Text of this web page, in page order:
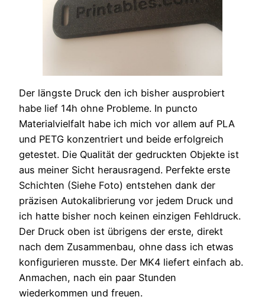
Der längste Druck den ich bisher ausprobiert
habe lief 14h ohne Probleme. In puncto
Materialvielfalt habe ich mich vor allem auf PLA
und PETG konzentriert und beide erfolgreich
getestet. Die Qualität der gedruckten Objekte ist
aus meiner Sicht herausragend. Perfekte erste
Schichten (Siehe Foto) entstehen dank der
präzisen Autokalibrierung vor jedem Druck und
ich hatte bisher noch keinen einzigen Fehldruck.
Der Druck oben ist übrigens der erste, direkt
nach dem Zusammenbau, ohne dass ich etwas
konfigurieren musste. Der MK4 liefert einfach ab.
Anmachen, nach ein paar Stunden
wiederkommen und freuen.